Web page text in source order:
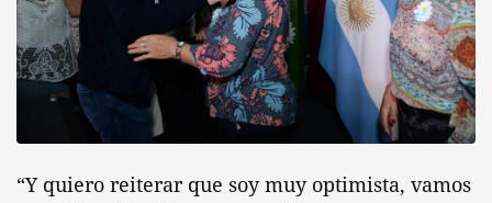
“Y quiero reiterar que soy muy optimista, vamos